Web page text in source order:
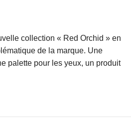
collection « Red Orchid » en
de la marque. Une
palette pour les yeux, un produit